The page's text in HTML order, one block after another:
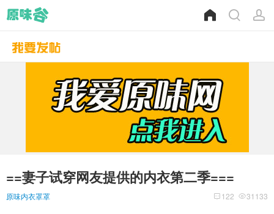
==妻子试穿网友提供的内衣第二季===
原味内衣罩罩 31133
122